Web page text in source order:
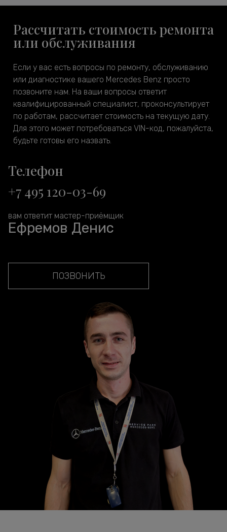
Рассчитать стоимость ремонта
или обслуживания
Если у вас есть вопросы по ремонту, обслуживанию
или диагностике вашего Mercedes Benz просто
позвоните нам. На ваши вопросы ответит
квалифицированный специалист, проконсультирует
по работам, рассчитает стоимость на текущую дату.
Для этого может потребоваться VIN-код, пожалуйста,
будьте готовы его назвать.
Телефон
+7 495 120-03-69
вам ответит мастер-приёмщик
Ефремов Денис
ПОЗВОНИТЬ